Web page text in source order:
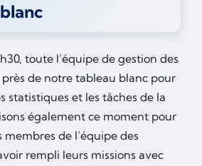
toute l’équipe de gestion des
de notre tableau blanc pour
statistiques et les tâches de la
également ce moment pour
de l’équipe des
rempli leurs missions avec